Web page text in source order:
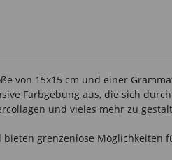
15x15 cm und einer
Farbgebung aus, die sich
und vieles mehr zu
grenzenlose Möglichkeiten